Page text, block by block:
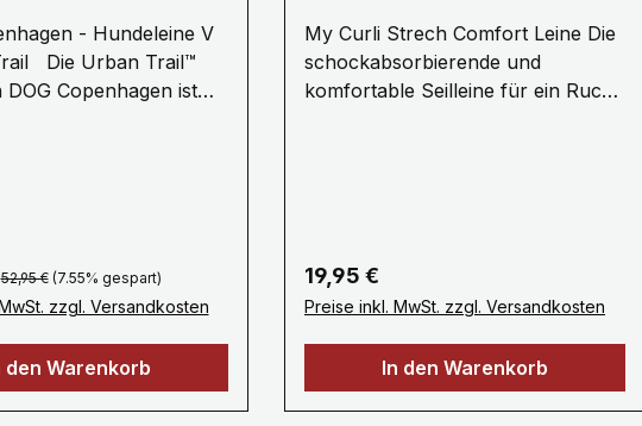
Classic Rot- Hundeleine V
Die Urban Trail™
DOG Copenhagen ist
Schlüssel und
verstauen - zwei
einem! Die Leine
über einen
Neopren gepolsterten
3M™
Regulärer Preis:
52,95 € (7.55% gespart)
zzgl. Versandkosten
den Warenkorb
Seildurchmesser
My Curli Strech Comfort Leine Die
schockabsorbierende und
komfortable Seilleine für ein Ruck-
L) · Stoßdämpfendes Seil für
stressfreie Kommunikation ·
Ultraweiches Nylonseil für den
besten Halt, Kontrolle und
Sicherheit· Kotbeutelspender
„Snap-In“ Sicherheitskarabiner
Regulärer Preis:
19,95 €
Preise inkl. MwSt. zzgl. Versandkosten
In den Warenkorb